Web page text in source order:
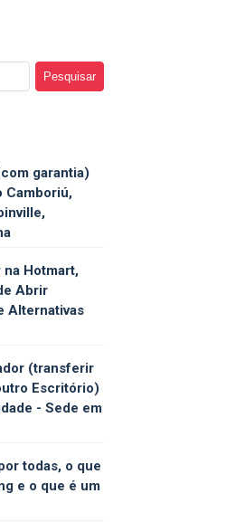
garantia)
Camboriú,
Hotmart,
Abrir
Alternativas
(transferir
Escritório)
- Sede em
todas, o que
e o que é um